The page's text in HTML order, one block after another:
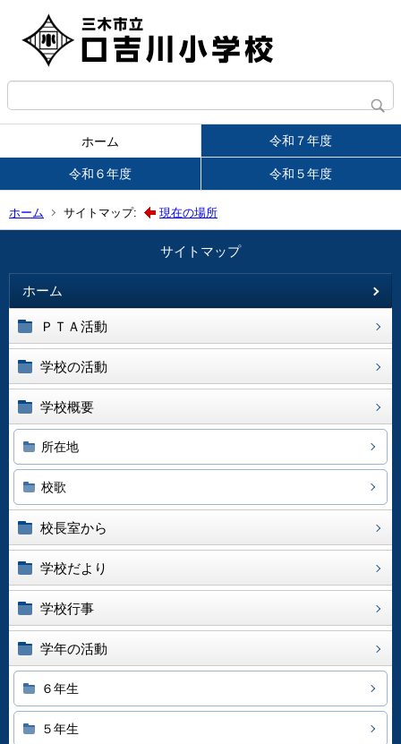
ホーム 令和７年度
令和６年度 令和５年度
ホーム サイトマップ: 現在の場所
サイトマップ
ホーム
ＰＴＡ活動
学校の活動
学校概要
所在地
校歌
校長室から
学校だより
学校行事
学年の活動
６年生
５年生